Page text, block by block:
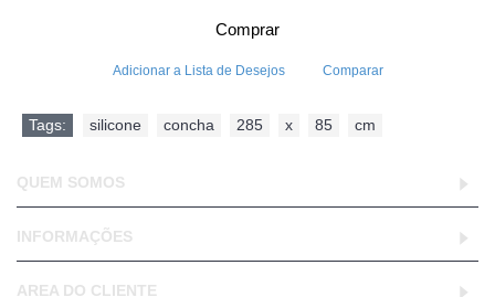
Comprar
Adicionar a Lista de Desejos Comparar
Tags: silicone concha 285 x 85 cm
QUEM SOMOS
INFORMAÇÕES
AREA DO CLIENTE